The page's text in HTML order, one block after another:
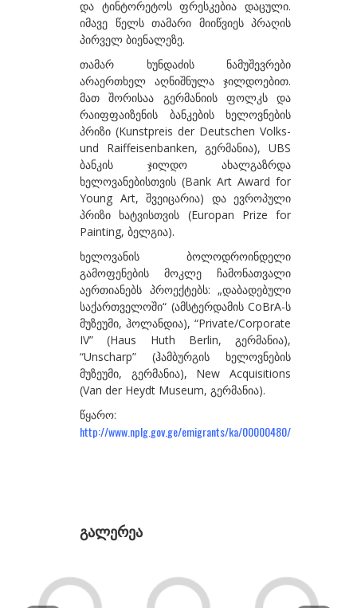
დაბრუნდაშვილი პაპუნა
დავითაია მირზა
დეივიდ დათუნა
დუმბაძე სოსო
ესართია ხატია
ეძგვერაძე გია
ვაჩნაძე თინა
თოფურია კაკო
იამანიძე თეონა
კალანდაძე ნათია
კაპანაძე ქეთი
ლაზარი ლუკა
და ტინტორეტოს ფრესკებია დაცული.
იმავე წელს თამარი მიიწვიეს პრაღის
პირველ ბიენალეზე.
თამარ ხუნდაძის ნამუშევრები
არაერთხელ აღნიშნულა ჯილდოებით.
მათ შორისაა გერმანიის ფოლკს და
რაიფფაიზენის ბანკების ხელოვნების
პრიზი (Kunstpreis der Deutschen Volks-
und Raiffeisenbanken, გერმანია), UBS
ბანკის ჯილდო ახალგაზრდა
ხელოვანებისთვის (Bank Art Award for
Young Art, შვეიცარია) და ევროპული
პრიზი ხატვისთვის (Europan Prize for
Painting, ბელგია).
ხელოვანის ბოლოდროინდელი
გამოფენების მოკლე ჩამონათვალი
აერთიანებს პროექტებს: „დაბადებული
საქართველოში“ (ამსტერდამის CoBrA-ს
მუზეუმი, ჰოლანდია), “Private/Corporate
IV” (Haus Huth Berlin, გერმანია),
“Unscharp” (ჰამბურგის ხელოვნების
მუზეუმი, გერმანია), New Acquisitions
(Van der Heydt Museum, გერმანია).
წყარო:
http://www.nplg.gov.ge/emigrants/ka/00000480/
გალერეა